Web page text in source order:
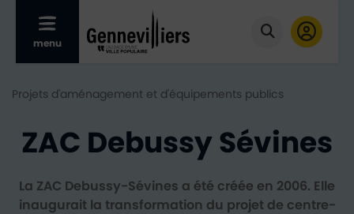
Afficher le menu mobile
menu Cliquer
Projets d'aménagement et d'équipements publics
ZAC Debussy Sévines
La ZAC Debussy-Sévines a été créée en 2006. Elle
inaugurait la transformation du projet de centre-